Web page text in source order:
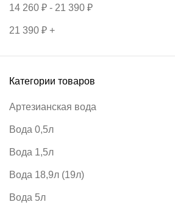
14 260 ₽ - 21 390 ₽
21 390 ₽ +
Категории товаров
Артезианская вода
Вода 0,5л
Вода 1,5л
Вода 18,9л (19л)
Вода 5л